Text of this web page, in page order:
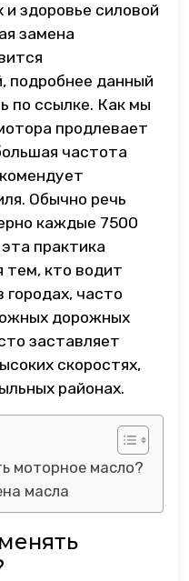
и здоровье силовой
замена
подробнее данный
по ссылке. Как мы
продлевает
частота
Обычно речь
каждые 7500
практика
тем, кто водит
часто
дорожных
заставляет
скоростях,
районах.
моторное масло?
масла